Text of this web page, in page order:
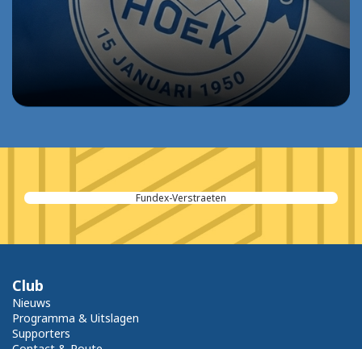
Klik Advocaten & Mediators
Club
Nieuws
Programma & Uitslagen
Supporters